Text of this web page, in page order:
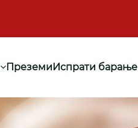
ПреземиИспрати барање